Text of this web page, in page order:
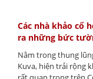
Các nhà khảo cổ
ra những bức
Nằm trong thung
Kuva, hiện trải rộng